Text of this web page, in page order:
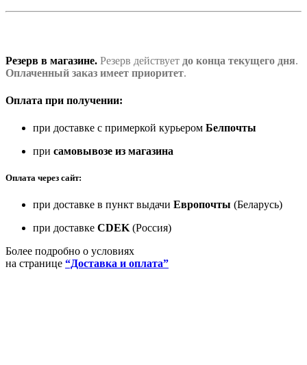
Резерв в магазине. Резерв действует до конца текущего дня.
Оплаченный заказ имеет приоритет.
Оплата при получении:
при доставке с примеркой курьером Белпочты
при самовывозе из магазина
Оплата через сайт:
при доставке в пункт выдачи Европочты (Беларусь)
при доставке CDEK (Россия)
Более подробно о условиях
на странице “Доставка и оплата”